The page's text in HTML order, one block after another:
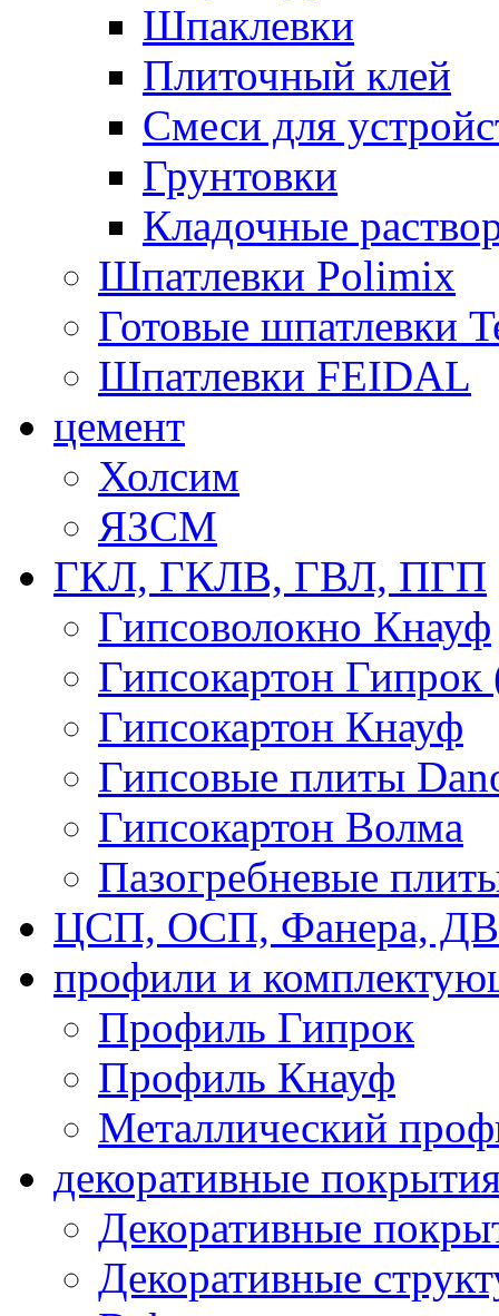
Шпаклевки
Плиточный клей
Смеси для
Грунтовки
Кладочные
Шпатлевки Polimix
Готовые шпатлевки
Шпатлевки FEIDAL
цемент
Холсим
ЯЗCМ
ГКЛ, ГКЛВ, ГВЛ, ПГП
Гипсоволокно Кнауф
Гипсокартон Гипрок
Гипсокартон Кнауф
Гипсовые плиты
Гипсокартон Волма
Пазогребневые
ЦСП, ОСП, Фанера,
профили и
Профиль Гипрок
Профиль Кнауф
Металлический
декоративные
Декоративные
Декоративные